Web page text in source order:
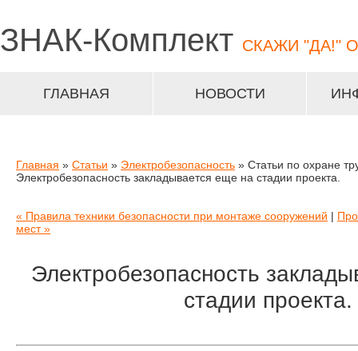
ЗНАК-Комплект СКАЖИ "ДА!"
ГЛАВНАЯ НОВОСТИ
Главная » Статьи » Электробезопасность » Статьи по охране
Электробезопасность закладывается еще на стадии проекта.
« Правила техники безопасности при монтаже сооружений |
мест »
Электробезопасность
стадии проекта.